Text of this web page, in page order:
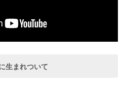
生まれついて